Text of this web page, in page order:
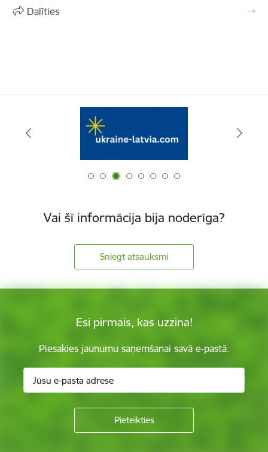
Dalīties
Vai šī informācija bija noderīga?
Sniegt atsauksmi
Esi pirmais, kas uzzina!
Piesakies jaunumu saņemšanai savā e-pastā.